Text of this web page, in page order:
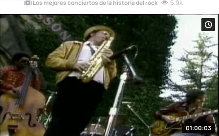
Los mejores conciertos de la historia del rock 5.9k
01:00:03